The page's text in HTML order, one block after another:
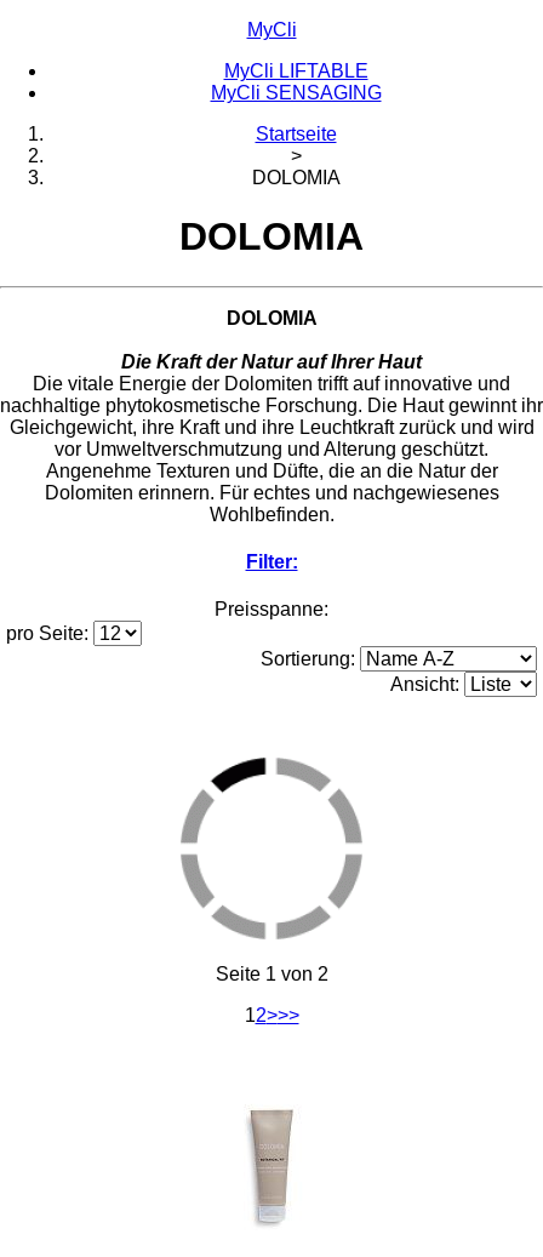
MyCli
MyCli LIFTABLE
MyCli SENSAGING
Startseite
>
DOLOMIA
DOLOMIA
DOLOMIA
Die Kraft der Natur auf Ihrer Haut
Die vitale Energie der Dolomiten trifft auf innovative und
nachhaltige phytokosmetische Forschung. Die Haut gewinnt ihr
Gleichgewicht, ihre Kraft und ihre Leuchtkraft zurück und wird
vor Umweltverschmutzung und Alterung geschützt.
Angenehme Texturen und Düfte, die an die Natur der
Dolomiten erinnern. Für echtes und nachgewiesenes
Wohlbefinden.
Filter:
Preisspanne:
pro Seite:
Sortierung:
Ansicht:
Seite 1 von 2
12>>>